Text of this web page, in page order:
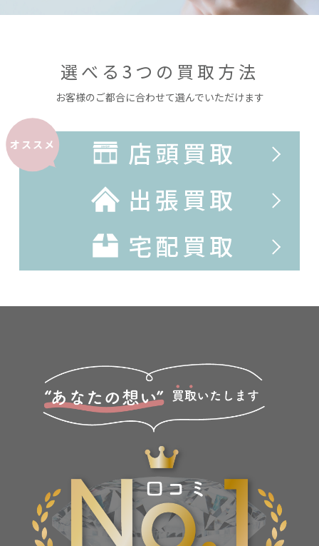
選べる3つの買取方法
お客様のご都合に合わせて選んでいただけます
オススメ
店頭買取
出張買取
宅配買取